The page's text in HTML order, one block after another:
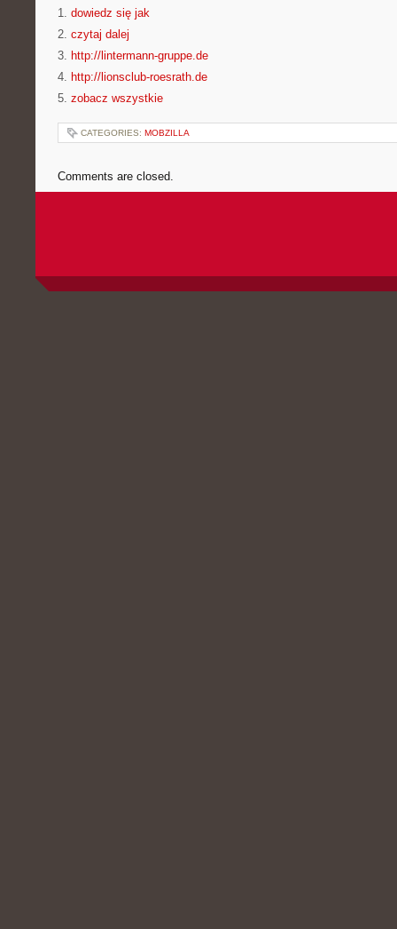
1. dowiedz się jak
2. czytaj dalej
3. http://lintermann-gruppe.de
4. http://lionsclub-roesrath.de
5. zobacz wszystkie
CATEGORIES: MOBZILLA
Comments are closed.